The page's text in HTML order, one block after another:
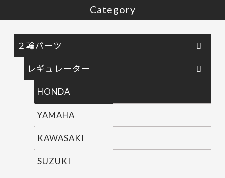
Category
２輪パーツ
レギュレーター
HONDA
YAMAHA
KAWASAKI
SUZUKI